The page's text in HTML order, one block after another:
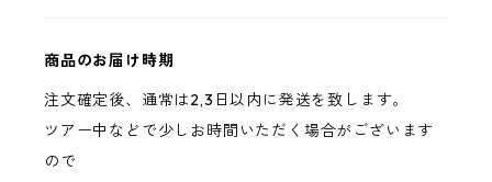
商品のお届け時期
注文確定後、通常は2,3日以内に発送を致します。
ツアー中などで少しお時間いただく場合がございます
ので